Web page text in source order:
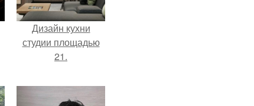
Дизайн кухни
студии площадью
21.